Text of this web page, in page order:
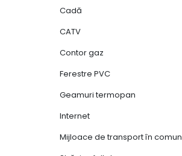
Cadă
CATV
Contor gaz
Ferestre PVC
Geamuri termopan
Internet
Mijloace de transport în comun